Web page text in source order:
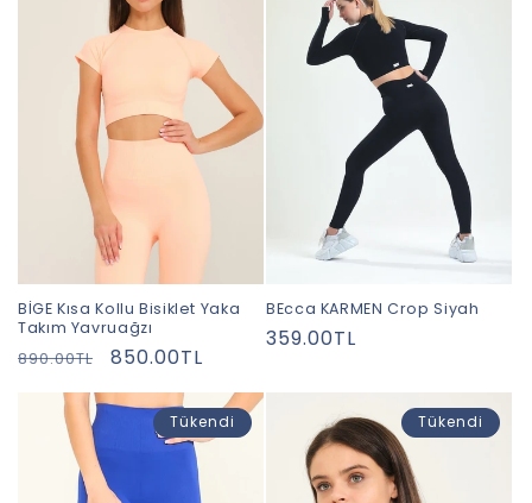
BİGE Kısa Kollu Bisiklet Yaka
Takım Yavruağzı
Normal
890.00TL
İndirimli
850.00TL
BEcca KARMEN Crop Siyah
Normal
359.00TL
Tükendi Tükendi